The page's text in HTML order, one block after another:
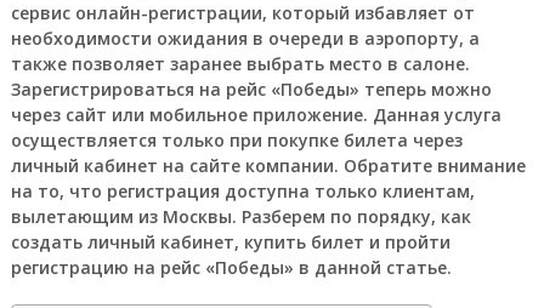
сервис онлайн-регистрации, который избавляет от
необходимости ожидания в очереди в аэропорту, а
также позволяет заранее выбрать место в салоне.
Зарегистрироваться на рейс «Победы» теперь можно
через сайт или мобильное приложение. Данная услуга
осуществляется только при покупке билета через
личный кабинет на сайте компании. Обратите внимание
на то, что регистрация доступна только клиентам,
вылетающим из Москвы. Разберем по порядку, как
создать личный кабинет, купить билет и пройти
регистрацию на рейс «Победы» в данной статье.